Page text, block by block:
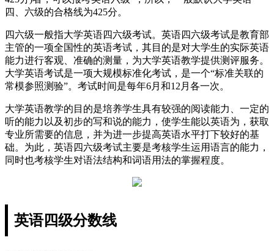
四、六级的合格线为425分。
四六级一般指大学英语四六级考试。英语四六级考试是教育部
主管的一项全国性的英语考试，其目的是对大学生的实际英语
能力进行客观、准确的测量，为大学英语教学提供测评服务。
大学英语考试是一项大规模标准化考试，是一个“标准关联的
常模参照测验”。考试时间是每年6月和12月各一次。
大学英语教学的目的是培养学生具有较强的阅读能力、一定的
听的能力以及初步的写和说的能力，使学生能以英语为，获取
专业所需要的信息，并为进一步提高英语水平打下较好的基
础。为此，英语四六级考试主要是考核学生运用语言的能力，
同时也考核学生对语法结构和词语用法的掌握程度。
英语四级分数线